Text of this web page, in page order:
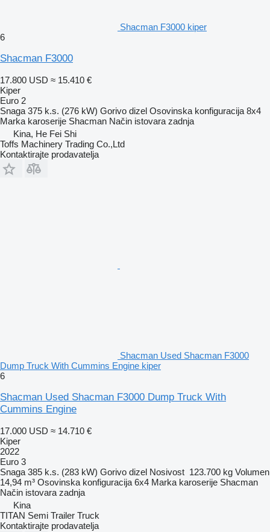
Shacman F3000 kiper
6
Shacman F3000
17.800 USD ≈ 15.410 €
Kiper
Euro 2
Snaga 375 k.s. (276 kW) Gorivo dizel Osovinska konfiguracija 8x4
Marka karoserije Shacman Način istovara zadnja
Kina, He Fei Shi
Toffs Machinery Trading Co.,Ltd
Kontaktirajte prodavatelja
Shacman Used Shacman F3000
Dump Truck With Cummins Engine kiper
6
Shacman Used Shacman F3000 Dump Truck With
Cummins Engine
17.000 USD ≈ 14.710 €
Kiper
2022
Euro 3
Snaga 385 k.s. (283 kW) Gorivo dizel Nosivost 123.700 kg Volumen
14,94 m³ Osovinska konfiguracija 6x4 Marka karoserije Shacman
Način istovara zadnja
Kina
TITAN Semi Trailer Truck
Kontaktirajte prodavatelja